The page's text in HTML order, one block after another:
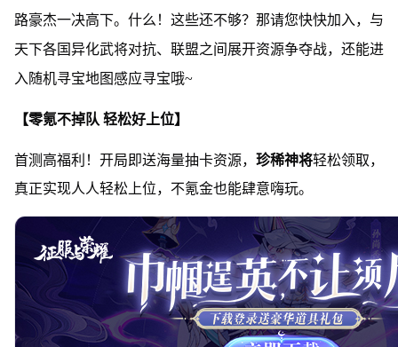
路豪杰一决高下。什么！这些还不够？那请您快快加入，与
天下各国异化武将对抗、联盟之间展开资源争夺战，还能进
入随机寻宝地图感应寻宝哦~
【零氪不掉队 轻松好上位】
首测高福利！开局即送海量抽卡资源， 珍稀神将轻松领取，
真正实现人人轻松上位，不氪金也能肆意嗨玩。